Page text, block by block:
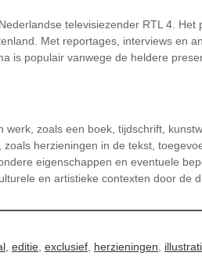
televisiezender RTL 4.
Met reportages, interviews en
is populair vanwege de heldere
zoals een boek, tijdschrift,
herzieningen in de tekst,
eigenschappen en eventuele
en artistieke contexten door de
editie exclusief herzieningen